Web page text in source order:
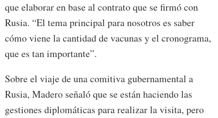
que elaborar en base al contrato que se firmó con
Rusia. “El tema principal para nosotros es saber
cómo viene la cantidad de vacunas y el cronograma,
que es tan importante”.
Sobre el viaje de una comitiva gubernamental a
Rusia, Madero señaló que se están haciendo las
gestiones diplomáticas para realizar la visita, pero